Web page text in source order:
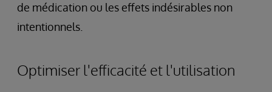
de médication ou les effets indésirables non
intentionnels.
Optimiser l'efficacité et l'utilisation